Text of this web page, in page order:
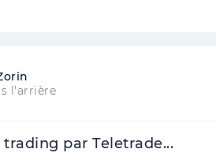
l'arrière
par Teletrade...